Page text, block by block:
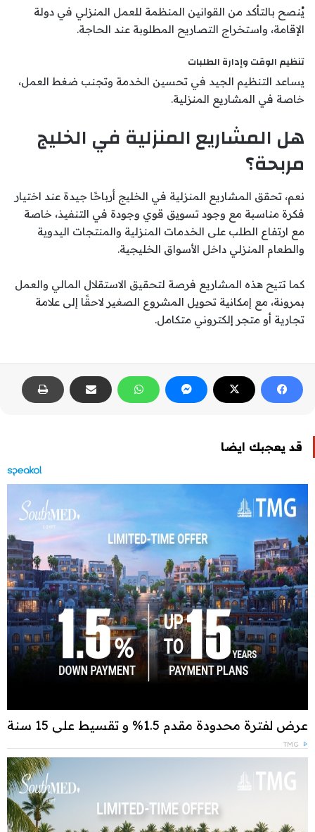
يُنصح بالتأكد من القوانين المنظمة للعمل المنزلي في دولة
الإقامة، واستخراج التصاريح المطلوبة عند الحاجة.
تنظيم الوقت وإدارة الطلبات
يساعد التنظيم الجيد في تحسين الخدمة وتجنب ضغط العمل،
خاصة في المشاريع المنزلية.
هل المشاريع المنزلية في الخليج
مربحة؟
نعم، تحقق المشاريع المنزلية في الخليج أرباحًا جيدة عند اختيار
فكرة مناسبة مع وجود تسويق قوي وجودة في التنفيذ، خاصة
مع ارتفاع الطلب على الخدمات المنزلية والمنتجات اليدوية
والطعام المنزلي داخل الأسواق الخليجية.
كما تتيح هذه المشاريع فرصة لتحقيق الاستقلال المالي والعمل
بمرونة، مع إمكانية تحويل المشروع الصغير لاحقًا إلى علامة
تجارية أو متجر إلكتروني متكامل.
قد يعجبك ايضا
عرض لفترة محدودة مقدم 1.5% و تقسيط علي 15 سنة
TMG